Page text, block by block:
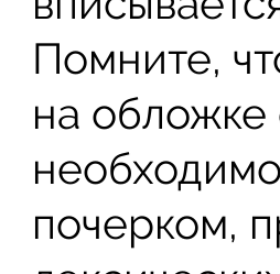
Помните,
на обложке
почерком,